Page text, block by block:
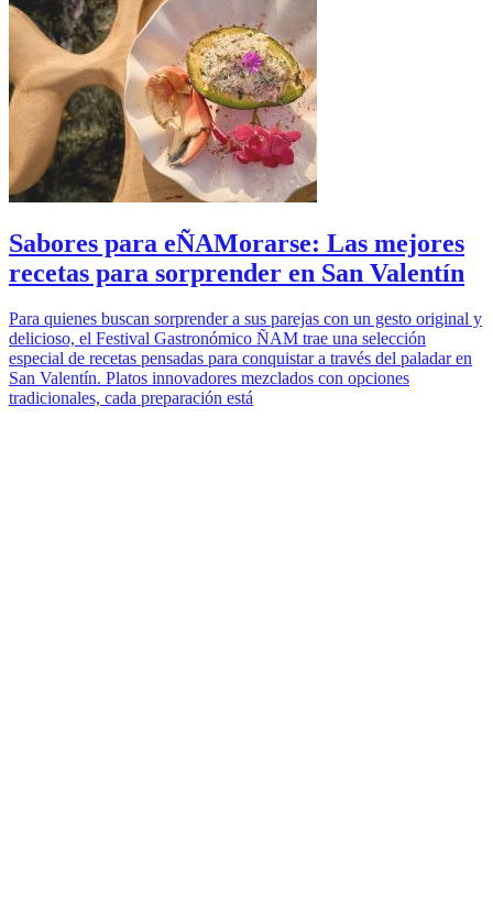
Sabores para eÑAMorarse: Las mejores
recetas para sorprender en San Valentín
Para quienes buscan sorprender a sus parejas con un gesto original y
delicioso, el Festival Gastronómico ÑAM trae una selección
especial de recetas pensadas para conquistar a través del paladar en
San Valentín. Platos innovadores mezclados con opciones
tradicionales, cada preparación está